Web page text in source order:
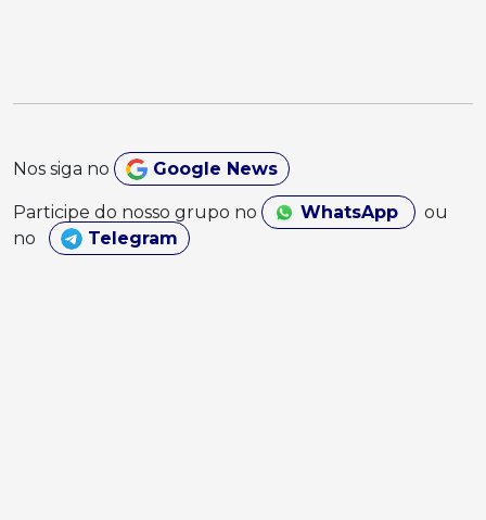
Nos siga no Google News
Participe do nosso grupo no WhatsApp
ou
no
Telegram